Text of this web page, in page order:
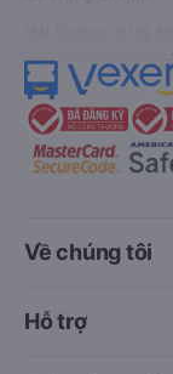
Về chúng tôi
Hỗ trợ